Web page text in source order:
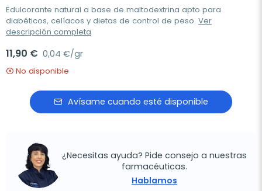
Edulcorante natural a base de maltodextrina apto para
diabéticos, celíacos y dietas de control de peso. Ver
descripción completa
11,90 € 0,04 €/gr
No disponible
Avísame cuando esté disponible
¿Necesitas ayuda? Pide consejo a nuestras
farmacéuticas.
Hablamos